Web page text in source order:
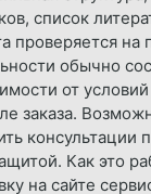
список
проверяется на
обычно
от условий
заказа.
консультации
Как это
на сайте